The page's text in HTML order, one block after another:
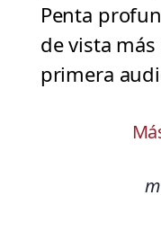
Penta
de vista
primera